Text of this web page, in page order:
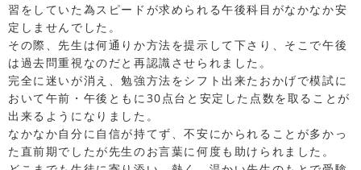
習をしていた為スピードが求められる午後科目がなかなか安
定しませんでした。
その際、先生は何通りか方法を提示して下さり、そこで午後
は過去問重視なのだと再認識させられました。
完全に迷いが消え、勉強方法をシフト出来たおかげで模試に
おいて午前・午後ともに30点台と安定した点数を取ることが
出来るようになりました。
なかなか自分に自信が持てず、不安にかられることが多かっ
た直前期でしたが先生のお言葉に何度も助けられました。